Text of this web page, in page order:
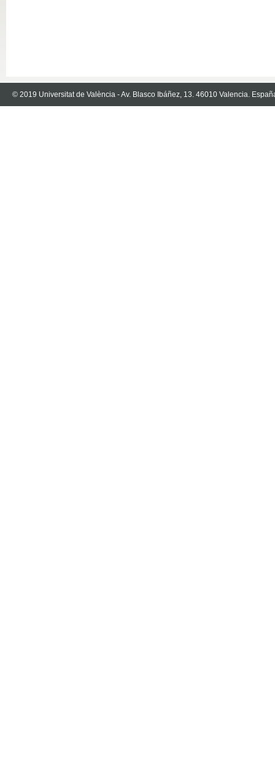
© 2019 Universitat de València - Av. Blasco Ibáñez, 13. 46010 Valencia.